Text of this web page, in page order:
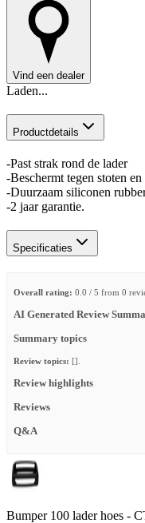
Vind een dealer
Laden...
Productdetails
-Past strak rond de lader
-Beschermt tegen stoten en
-Duurzaam siliconen
-2 jaar garantie.
Specificaties
Overall rating: 0.0 / 5 from 0
AI Generated Review
Summary topics
Review topics: [].
Review highlights
Reviews
Q&A
Bumper 100 lader hoes -